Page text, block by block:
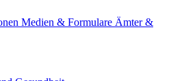
Medien & Formulare Ämter &